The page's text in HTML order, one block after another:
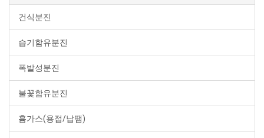
건식분진
습기함유분진
폭발성분진
불꽃함유분진
흄가스(용접/납땜)